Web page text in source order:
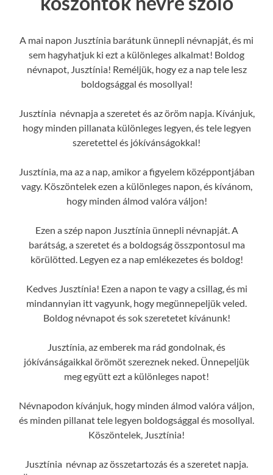
A mai napon Jusztínia barátunk ünnepli névnapját, és mi
sem hagyhatjuk ki ezt a különleges alkalmat! Boldog
névnapot, Jusztínia! Reméljük, hogy ez a nap tele lesz
boldogsággal és mosollyal!
Jusztínia névnapja a szeretet és az öröm napja. Kívánjuk,
hogy minden pillanata különleges legyen, és tele legyen
szeretettel és jókívánságokkal!
Jusztínia, ma az a nap, amikor a figyelem középpontjában
vagy. Köszöntelek ezen a különleges napon, és kívánom,
hogy minden álmod valóra váljon!
Ezen a szép napon Jusztínia ünnepli névnapját. A
barátság, a szeretet és a boldogság összpontosul ma
körülötted. Legyen ez a nap emlékezetes és boldog!
Kedves Jusztínia! Ezen a napon te vagy a csillag, és mi
mindannyian itt vagyunk, hogy megünnepeljük veled.
Boldog névnapot és sok szeretetet kívánunk!
Jusztínia, az emberek ma rád gondolnak, és
jókívánságaikkal örömöt szereznek neked. Ünnepeljük
meg együtt ezt a különleges napot!
Névnapodon kívánjuk, hogy minden álmod valóra váljon,
és minden pillanat tele legyen boldogsággal és mosollyal.
Köszöntelek, Jusztínia!
Jusztínia névnap az összetartozás és a szeretet napja.